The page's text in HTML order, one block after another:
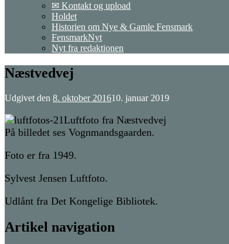
✉ Kontakt og upload
Holdet
Historien om Nye & Gamle Fensmark
FensmarkNyt
Nyt fra redaktionen
Næstvedvej
Udgivet den 8. oktober 201610. januar 2019
Luftfoto fra Næstvedvej
På billedet ses Vognmandsgaarden.
Foto er fra 1949.
Sylvest Jensen Luftfoto.
Udlånt fra Det Kongelige Bibliotek.
Artikel navigation